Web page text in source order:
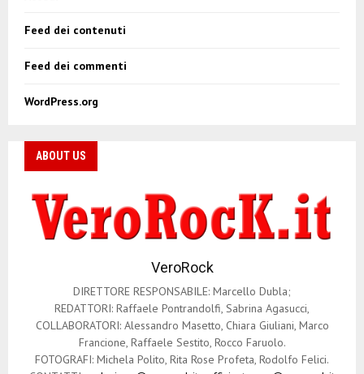
Feed dei contenuti
Feed dei commenti
WordPress.org
ABOUT US
VeroRock
DIRETTORE RESPONSABILE: Marcello Dubla;
REDATTORI: Raffaele Pontrandolfi, Sabrina Agasucci,
COLLABORATORI: Alessandro Masetto, Chiara Giuliani, Marco
Francione, Raffaele Sestito, Rocco Faruolo.
FOTOGRAFI: Michela Polito, Rita Rose Profeta, Rodolfo Felici.